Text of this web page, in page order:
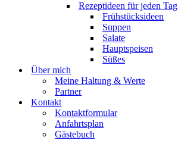
Rezeptideen für jeden Tag
Frühstücksideen
Suppen
Salate
Hauptspeisen
Süßes
Über mich
Meine Haltung & Werte
Partner
Kontakt
Kontaktformular
Anfahrtsplan
Gästebuch